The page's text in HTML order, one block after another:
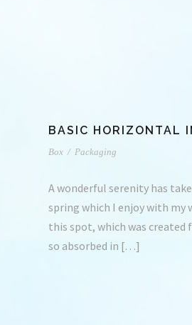
BASIC HORIZONTAL
Box / Packaging
A wonderful serenity has
spring which I enjoy with my
this spot, which was created
so absorbed in […]